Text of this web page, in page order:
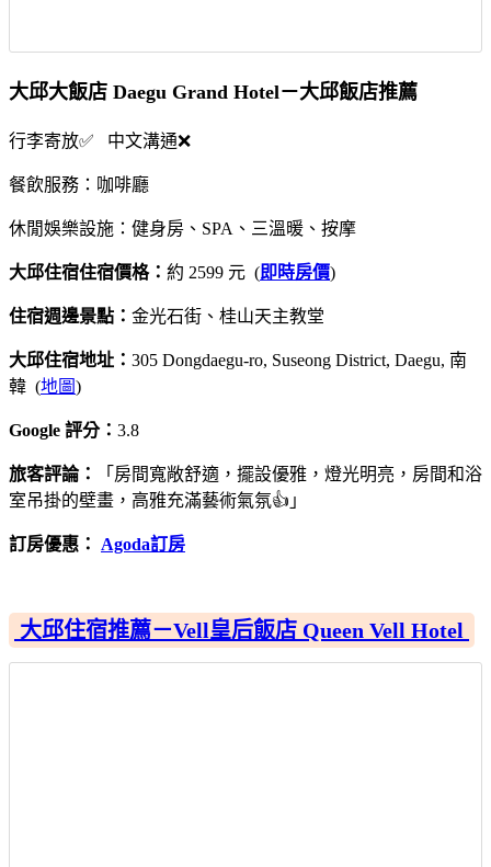
大邱大飯店 Daegu Grand Hotel－大邱飯店推薦
行李寄放✅ 中文溝通❌
餐飲服務：咖啡廳
休閒娛樂設施：健身房、SPA、三溫暖、按摩
大邱住宿住宿價格： 約 2599 元 (即時房價)
住宿週邊景點： 金光石街、桂山天主教堂
大邱住宿地址： 305 Dongdaegu-ro, Suseong District, Daegu, 南
韓 (地圖)
Google 評分： 3.8
旅客評論：
「房間寬敞舒適，擺設優雅，燈光明亮，房間和浴
室吊掛的壁畫，高雅充滿藝術氣氛👍」
訂房優惠： Agoda訂房
大邱住宿推薦－Vell皇后飯店 Queen Vell Hotel